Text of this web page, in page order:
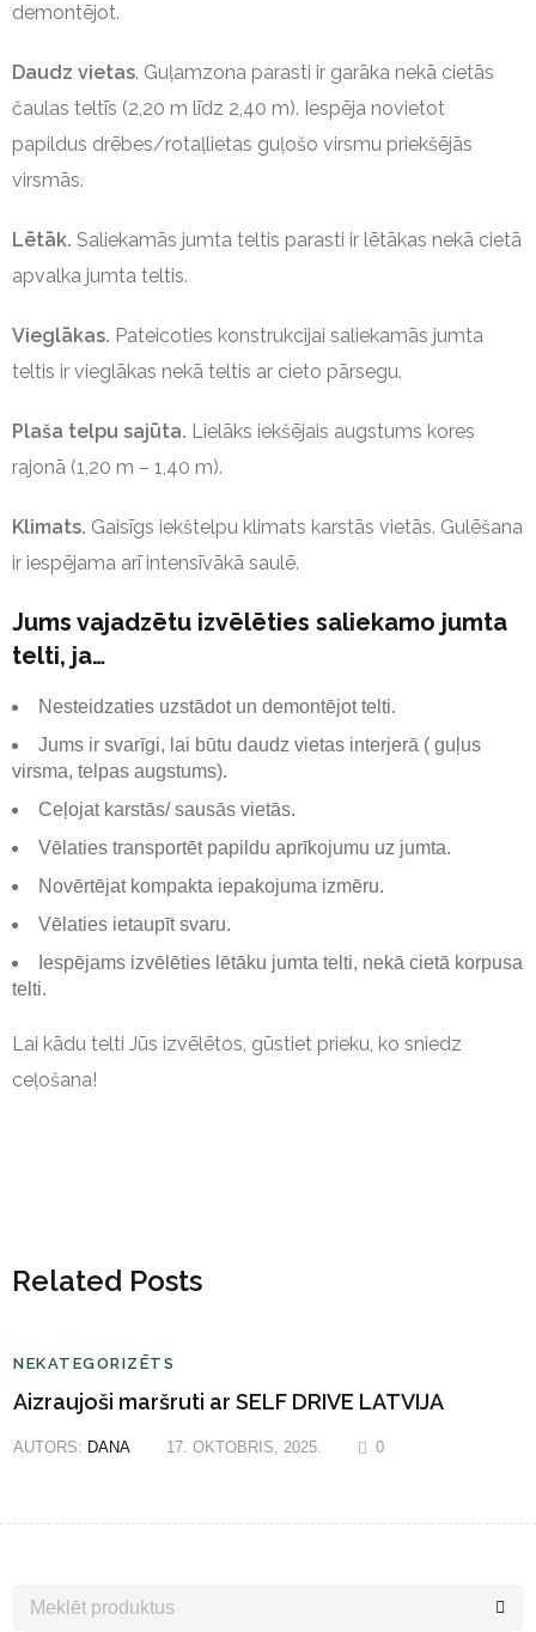
demontējot.
Daudz vietas. Guļamzona parasti ir garāka nekā cietās
čaulas teltīs (2,20 m līdz 2,40 m). Iespēja novietot
papildus drēbes/rotaļlietas guļošo virsmu priekšējās
virsmās.
Lētāk. Saliekamās jumta teltis parasti ir lētākas nekā cietā
apvalka jumta teltis.
Vieglākas. Pateicoties konstrukcijai saliekamās jumta
teltis ir vieglākas nekā teltis ar cieto pārsegu.
Plaša telpu sajūta. Lielāks iekšējais augstums kores
rajonā (1,20 m – 1,40 m).
Klimats. Gaisīgs iekštelpu klimats karstās vietās. Gulēšana
ir iespējama arī intensīvākā saulē.
Jums vajadzētu izvēlēties saliekamo jumta
telti, ja…
Nesteidzaties uzstādot un demontējot telti.
Jums ir svarīgi, lai būtu daudz vietas interjerā ( guļus
virsma, telpas augstums).
Ceļojat karstās/ sausās vietās.
Vēlaties transportēt papildu aprīkojumu uz jumta.
Novērtējat kompakta iepakojuma izmēru.
Vēlaties ietaupīt svaru.
Iespējams izvēlēties lētāku jumta telti, nekā cietā korpusa
telti.
Lai kādu telti Jūs izvēlētos, gūstiet prieku, ko sniedz
ceļošana!
Related Posts
NEKATEGORIZĒTS
Aizraujoši maršruti ar SELF DRIVE LATVIJA
AUTORS: DANA 17. OKTOBRIS, 2025. 0